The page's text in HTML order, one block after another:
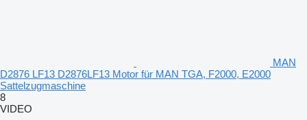
MAN
D2876 LF13 D2876LF13 Motor für MAN TGA, F2000, E2000
Sattelzugmaschine
8
VIDEO